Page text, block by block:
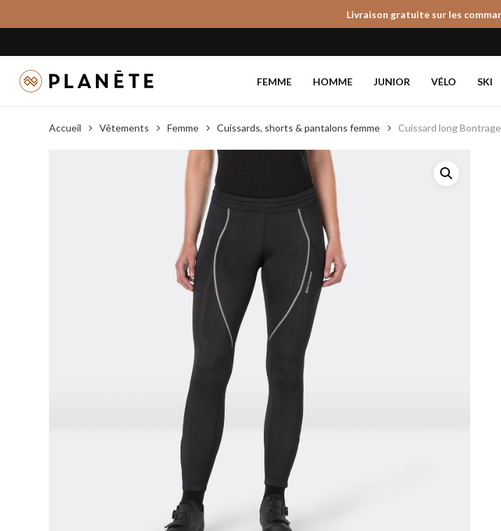
to
content
Livraison gratuite sur les
FEMME HOMME JUNIOR VÉLO SKI
Accueil Vêtements Femme Cuissards, shorts & pantalons femme Cuissard long